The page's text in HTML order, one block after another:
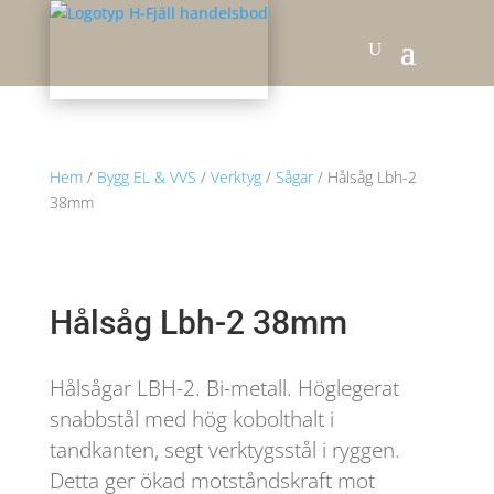
Hem/ Bygg EL & VVS / Verktyg/ Sågar/ Hålsåg Lbh-2
38mm
Hålsåg Lbh-2 38mm
Hålsågar LBH-2. Bi-metall. Höglegerat
snabbstål med hög kobolthalt i
tandkanten, segt verktygsstål i ryggen.
Detta ger ökad motståndskraft mot